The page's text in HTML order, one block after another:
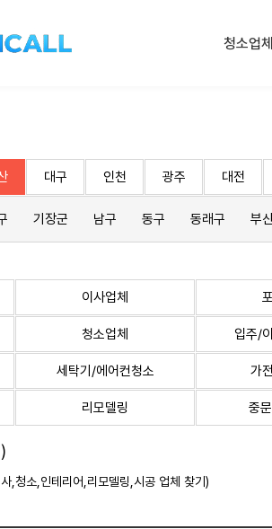
청소업체
대구 인천 광주 대전
기장군 남구 동구 동래구 부
이사업체
청소업체 입주/
세탁기/에어컨청소 가
리모델링 중
, 청소 ,인테리어,리모델링,시공 업체 찾기)